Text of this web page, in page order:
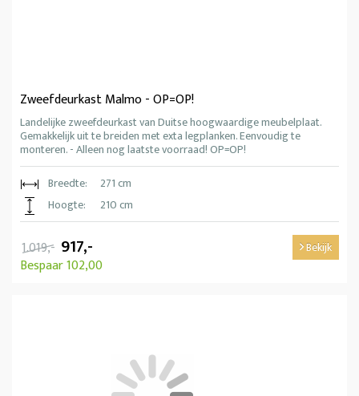
Zweefdeurkast Malmo - OP=OP!
Landelijke zweefdeurkast van Duitse hoogwaardige meubelplaat.
Gemakkelijk uit te breiden met exta legplanken. Eenvoudig te
monteren. - Alleen nog laatste voorraad! OP=OP!
Breedte:
271 cm
Hoogte:
210 cm
1.019,- 917,-
Bespaar 102,00
Bekijk